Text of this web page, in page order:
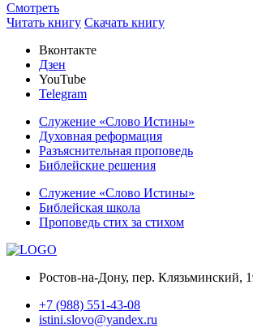
Смотреть
Читать книгу Скачать книгу
Вконтакте
Дзен
YouTube
Telegram
Служение «Слово Истины»
Духовная реформация
Разъяснительная проповедь
Библейские решения
Служение «Слово Истины»
Библейская школа
Проповедь стих за стихом
Ростов-на-Дону, пер. Клязьминский,
+7 (988) 551-43-08
istini.slovo@yandex.ru